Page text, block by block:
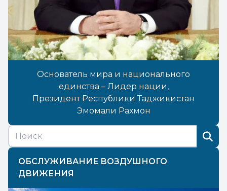
Основатель мира и национального
единства – Лидер нации,
Президент Республики Таджикистан
Эмомали Рахмон
ОБСЛУЖИВАНИЕ ВОЗДУШНОГО
ДВИЖЕНИЯ